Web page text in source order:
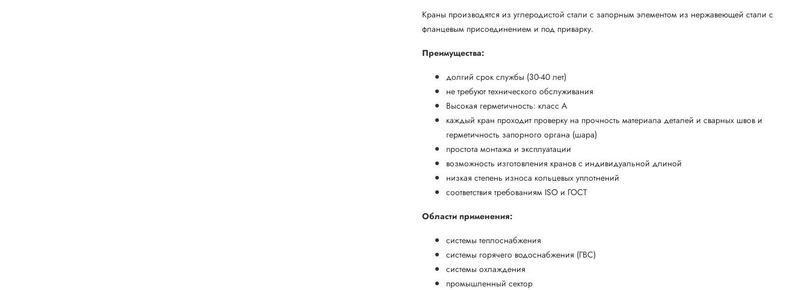
Краны производятся из углеродистой стали с запорным элементом из нержавеющей стали с
фланцевым присоединением и под приварку.
Преимущества:
долгий срок службы (30-40 лет)
не требуют технического обслуживания
Высокая герметичность: класс А
каждый кран проходит проверку на прочность материала деталей и сварных швов и
герметичность запорного органа (шара)
простота монтажа и эксплуатации
возможность изготовления кранов с индивидуальной длиной
низкая степень износа кольцевых уплотнений
соответствия требованиям ISO и ГОСТ
Области применения:
системы теплоснабжения
системы горячего водоснабжения (ГВС)
системы охлаждения
промышленный сектор